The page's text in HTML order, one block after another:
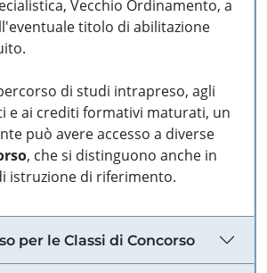
Vecchio Ordinamento, a
titolo di abilitazione
di studi intrapreso, agli
e ai crediti formativi maturati, un
può avere accesso a diverse
, che si distinguono anche in
istruzione di riferimento.
per le Classi di Concorso